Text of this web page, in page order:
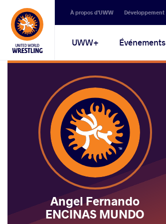
Secondary
navigation
À propos d'UWW Développement
Main
navigation
UWW+ Événements
Angel Fernando
ENCINAS MUNDO